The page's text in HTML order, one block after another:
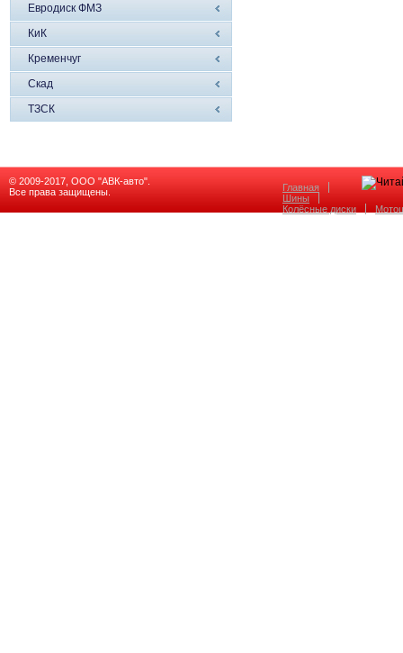
Евродиск ФМЗ
КиК
Кременчуг
Скад
ТЗСК
© 2009-2017, ООО "АВК-авто".
Все права защищены.
Главная
Шины
Колёсные диски